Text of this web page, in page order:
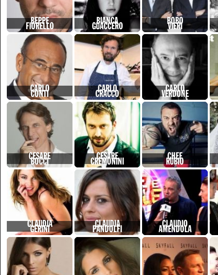
BEPPE
FIORELLO BIANCA
GUACCERO BOBO
VIERI
CARLO
CONTI CARLO
CRACCO CARLO
VERDONE
CESARE
BOCCI CESARE
CREMONINI CHEF
RUBIO
CLAUDIA
GERINI CLAUDIA
PANDOLFI CLAUDIO
AMENDOLA